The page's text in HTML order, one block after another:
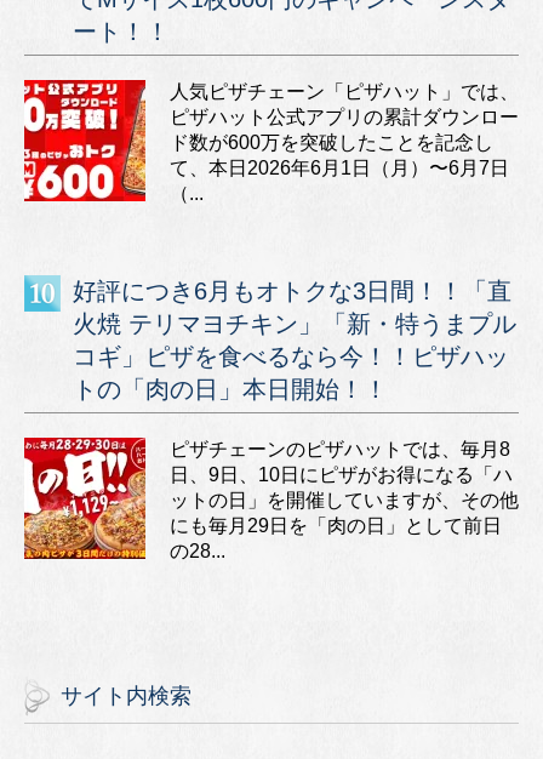
ート！！
人気ピザチェーン「ピザハット」では、
ピザハット公式アプリの累計ダウンロー
ド数が600万を突破したことを記念し
て、本日2026年6月1日（月）〜6月7日
（...
好評につき6月もオトクな3日間！！「直
火焼 テリマヨチキン」「新・特うまプル
コギ」ピザを食べるなら今！！ピザハッ
トの「肉の日」本日開始！！
ピザチェーンのピザハットでは、毎月8
日、9日、10日にピザがお得になる「ハ
ットの日」を開催していますが、その他
にも毎月29日を「肉の日」として前日
の28...
サイト内検索